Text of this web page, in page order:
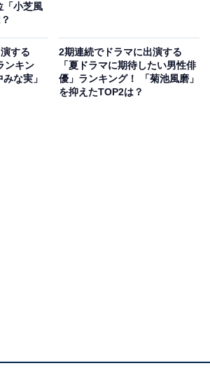
、『ラストマン－全盲の捜査官－』
援捜査官を演じた今田美桜さんで
る孤高の刑事と、福山雅治さん演じ
のバディをアシストする紅一点とし
「小芝風
する
ンキン
な実」
2期連続でドラマに出演する
「夏ドラマに期待したい男性俳
優」ランキング！ 「菊池風磨」
を抑えたTOP2は？